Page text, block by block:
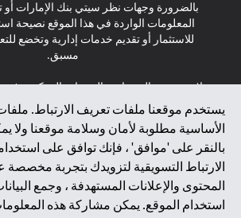
يستخدم موقعنا ملفات تعريف الارتباط.
الأساسية مطلوبة لأمان وسلامة موقعنا ولا
بالنقر على 'موافق' ، فإنك توافق على
الارتباط التسويقية لتزويدك بتجربة مخصصة
المحتوى والإعلانات المستهدفة ، وجمع
استخدام الموقع. يمكن مشاركة هذه
بالضرورة وجهات نظر سيتي بنك الإمارات أو
المعلومات الواردة في هذا الموقع نصيحة
للاستثمار أو تقديم خدمات إدارية وتخضع
مسبق.
لا يتم تقديم المنتجات والخدمات المذكورة في
المقيمين في الاتحاد الأوروبي أو المنطقة
سويسرا أو غيرنسي أو جيرسي أو موناكو
الفاتيكان أو جزيرة مان أو المملكة المتحدة
(لائحة حماية البيانات العامة \ قانون حماية
العامة \ قانون خصوصية نيوزيلندا).
الصفحة ليس ولا ينبغي تفسيره على أنه عرض
لشراء أو بيع أي من المنتجات والخدمات
الأفراد.